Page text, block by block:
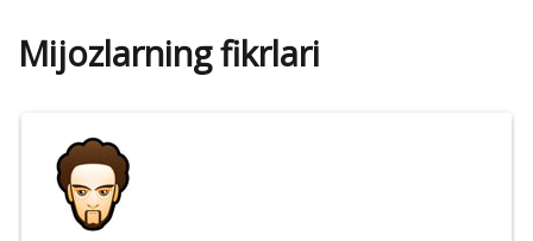
Mijozlarning fikrlari